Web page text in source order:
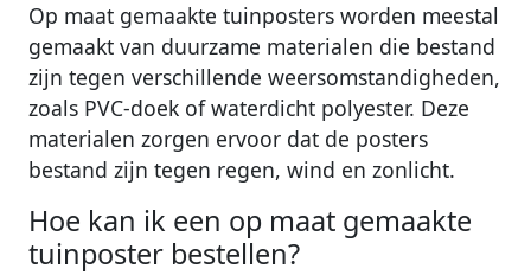
Op maat gemaakte tuinposters worden meestal
gemaakt van duurzame materialen die bestand
zijn tegen verschillende weersomstandigheden,
zoals PVC-doek of waterdicht polyester. Deze
materialen zorgen ervoor dat de posters
bestand zijn tegen regen, wind en zonlicht.
Hoe kan ik een op maat gemaakte
tuinposter bestellen?